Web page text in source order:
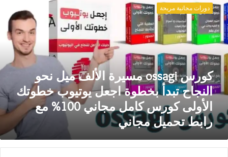
ossagi
مسيرة
الألف
ميل
نحو
النجاح
تبدأ
بخطوة
اجعل
يوتيوب
خطوتك
الأولى
كورس
كامل
دورات مجانية مربحة
كورس ossagi مسيرة الألف ميل نحو
النجاح تبدأ بخطوة اجعل يوتيوب خطوتك
الأولى كورس كامل مجاني 100% مع
رابط تحميل مجاني